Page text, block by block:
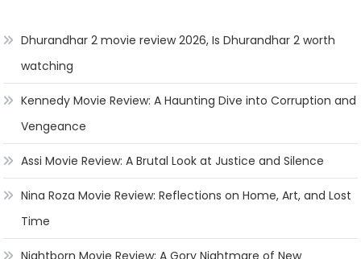
Dhurandhar 2 movie review 2026, Is Dhurandhar 2 worth
watching
Kennedy Movie Review: A Haunting Dive into Corruption and
Vengeance
Assi Movie Review: A Brutal Look at Justice and Silence
Nina Roza Movie Review: Reflections on Home, Art, and Lost
Time